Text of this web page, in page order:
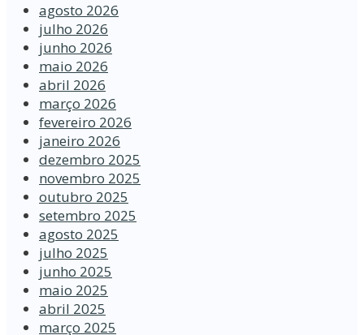
agosto 2026
julho 2026
junho 2026
maio 2026
abril 2026
março 2026
fevereiro 2026
janeiro 2026
dezembro 2025
novembro 2025
outubro 2025
setembro 2025
agosto 2025
julho 2025
junho 2025
maio 2025
abril 2025
março 2025